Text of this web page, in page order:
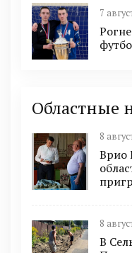
7
Областные
8
Врио
8
В